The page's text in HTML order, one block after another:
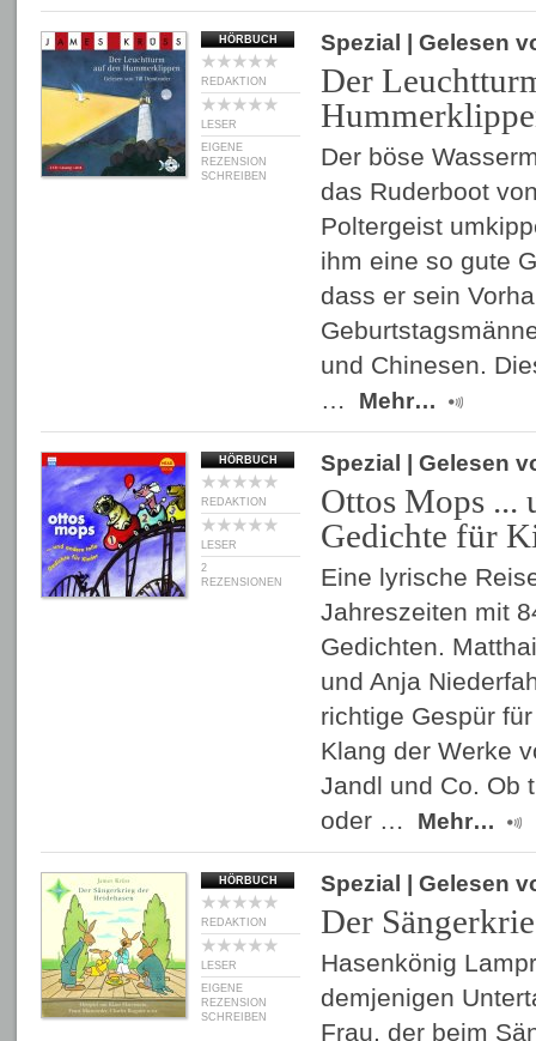
HÖRBUCH
REDAKTION
LESER
EIGENE
REZENSION
SCHREIBEN
Spezial | Gelesen
Der
Der böse
das Ruderboot
Poltergeist
ihm eine so gute
dass er sein
und Chinesen.
…
Mehr…
HÖRBUCH
REDAKTION
LESER
2
REZENSIONEN
Spezial | Gelesen
Ottos Mops ...
Gedichte für
Eine lyrische
Jahreszeiten mit
Gedichten.
und Anja
richtige Gespür
Klang der Werke
Jandl und Co. Ob
oder …
Mehr…
HÖRBUCH
REDAKTION
LESER
EIGENE
REZENSION
SCHREIBEN
Spezial | Gelesen
Der
Hasenkönig
demjenigen
Frau, der beim